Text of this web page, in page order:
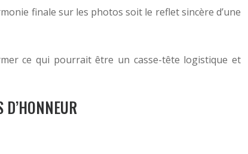
finale sur les photos soit le reflet sincère d’une
ce qui pourrait être un casse-tête logistique et